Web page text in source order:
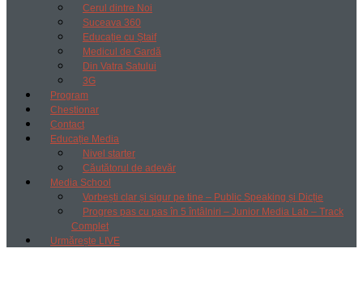
Cerul dintre Noi
Suceava 360
Educație cu Ștaif
Medicul de Gardă
Din Vatra Satului
3G
Program
Chestionar
Contact
Educație Media
Nivel starter
Căutătorul de adevăr
Media School
Vorbești clar și sigur pe tine – Public Speaking și Dicție
Progres pas cu pas în 5 întâlniri – Junior Media Lab – Track
Complet
Urmărește LIVE